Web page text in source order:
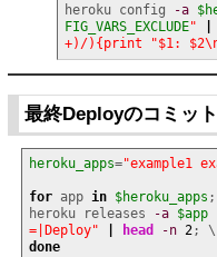
heroku config -a
FIG_VARS_EXCLUDE"
+)/){print "$1:
最終Deployのコミッ
heroku_apps="example1
for app in $heroku_apps ;
heroku releases
-a $app
=|Deploy"
head -n 2
done